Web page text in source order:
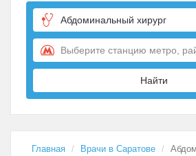
Абдоминальный хирург
Выберите станцию метро,
Найти
Главная Врачи в Саратове